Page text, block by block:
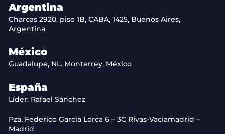
Argentina
Charcas 2920, piso 1B, CABA, 1425, Buenos Aires,
Argentina
México
Guadalupe, NL. Monterrey, México
España
Líder: Rafael Sánchez
Pza. Federico García Lorca 6 – 3C Rivas-Vaciamadrid –
Madrid